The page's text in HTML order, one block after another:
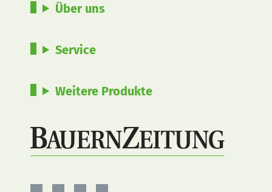
Über uns
Service
Weitere Produkte